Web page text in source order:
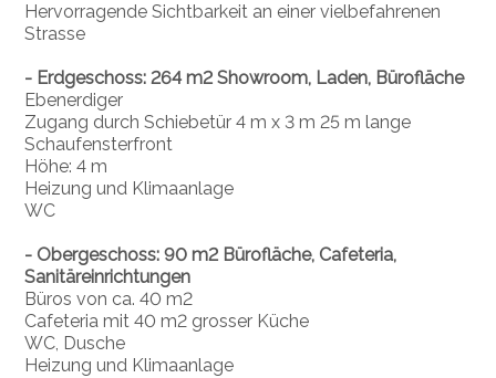
Hervorragende Sichtbarkeit an einer vielbefahrenen
Strasse
- Erdgeschoss: 264 m2 Showroom, Laden, Bürofläche
Ebenerdiger
Zugang durch Schiebetür 4 m x 3 m 25 m lange
Schaufensterfront
Höhe: 4 m
Heizung und Klimaanlage
WC
- Obergeschoss: 90 m2 Bürofläche, Cafeteria,
Sanitäreinrichtungen
Büros von ca. 40 m2
Cafeteria mit 40 m2 grosser Küche
WC, Dusche
Heizung und Klimaanlage